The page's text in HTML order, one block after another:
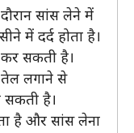
सांस लेने में
में दर्द होता है।
कर सकती है।
तेल लगाने से
सकती है।
है और सांस लेना